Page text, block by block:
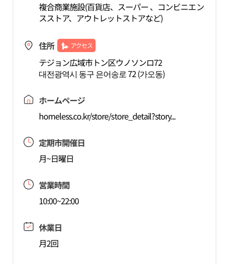
複合商業施設(百貨店、スーパー 、コンビニエン
スストア、アウトレットストアなど)
住所 アクセス
テジョン広域市トン区ウノソンロ72
대전광역시 동구 은어송로 72 (가오동)
ホームページ
homeless.co.kr/store/store_detail?story...
定期市開催日
月~日曜日
営業時間
10:00~22:00
休業日
月2回